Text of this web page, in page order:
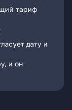
тариф
дату и
и он